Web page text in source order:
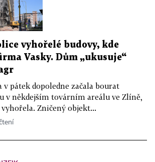
vyhořelé budovy, kde
Vasky. Dům „ukusuje“
pátek dopoledne začala bourat
v někdejším továrním areálu ve Zlíně,
Zničený objekt...